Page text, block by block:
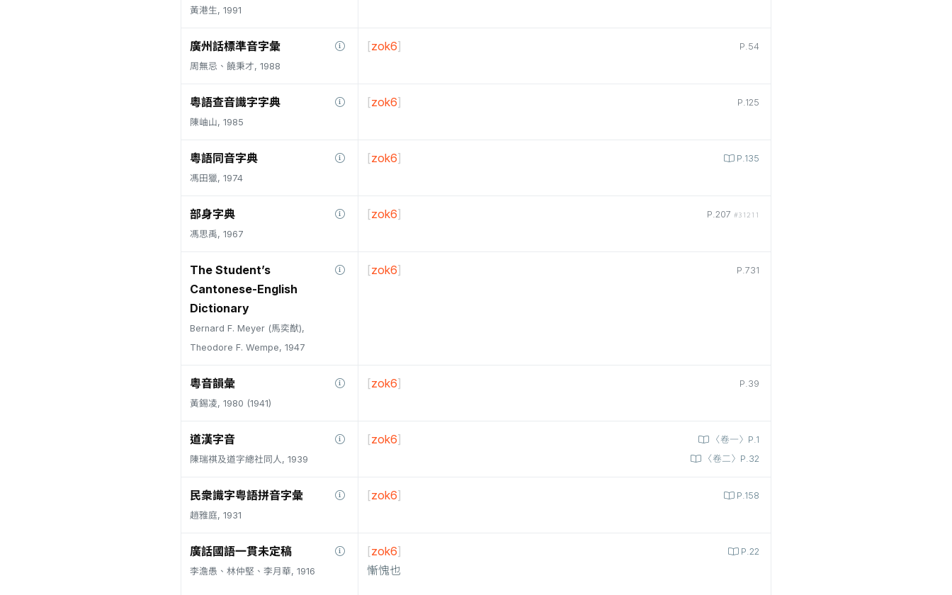
黃港生, 1991
廣州話標準音字彙
周無忌、饒秉才, 1988
P.54
[zok6]
粵語查音識字字典
陳岫山, 1985
P.125
[zok6]
粵語同音字典
馮田獵, 1974
P.135
[zok6]
部身字典
馮思禹, 1967
P.207 #31211
[zok6]
The Student’s
Cantonese-English
Dictionary
Bernard F. Meyer (馬奕猷),
Theodore F. Wempe, 1947
P.731
[zok6]
粵音韻彙
黃錫凌, 1980 (1941)
P.39
[zok6]
道漢字音
陳瑞祺及道字總社同人, 1939
〈卷一〉P.1
〈卷二〉P.32
[zok6]
民衆識字粤語拼音字彙
趙雅庭, 1931
P.158
[zok6]
廣話國語一貫未定稿
李澹愚、林仲堅、李月華, 1916
P.22
[zok6]
慚愧也